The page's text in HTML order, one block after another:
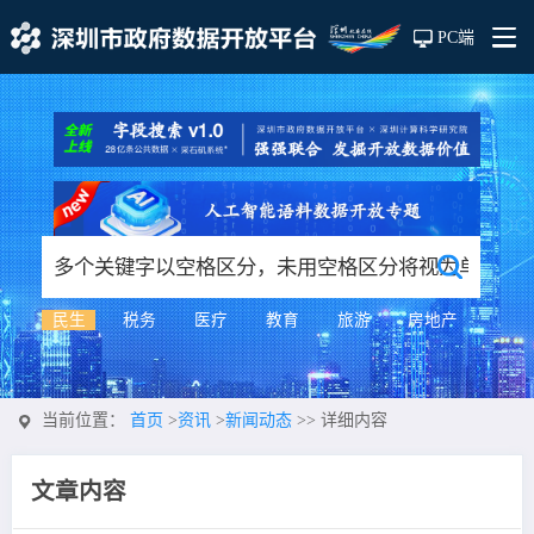
PC端
民生 税务 医疗 教育 旅游 房地产
当前位置： 首页 >资讯 >新闻动态>> 详细内容
文章内容